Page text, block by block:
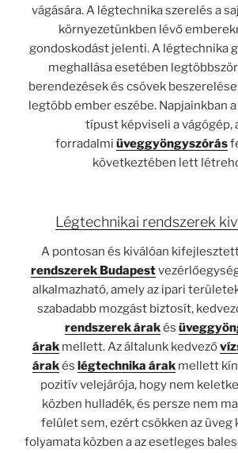
vágására. A légtechnika szerelés a
környezetünkben lévő
gondoskodást jelenti. A légtechnika
meghallása esetében
berendezések és csövek
legtöbb ember eszébe. Napjainkban
típust képviseli a vágógép,
forradalmi üveggyöngyszórás
következtében lett
Légtechnikai rendszerek
A pontosan és kiválóan
rendszerek Budapest
alkalmazható, amely az ipari
szabadabb mozgást biztosít,
rendszerek árakés
árak mellett. Az általunk kedvező
árakés légtechnika árak mellett
pozitív velejárója, hogy nem
közben hulladék, és persze nem
felület sem, ezért csökken az üveg
folyamata közben a az esetleges